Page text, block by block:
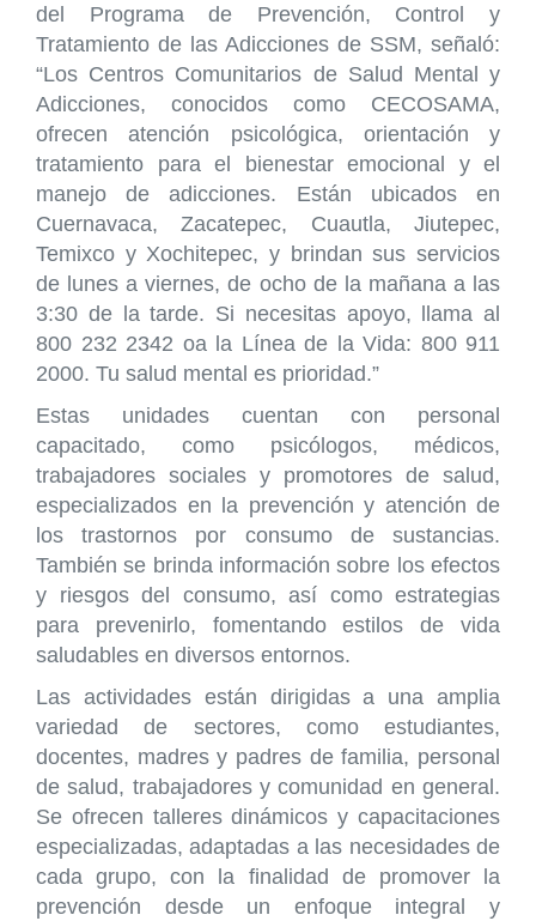
del Programa de Prevención, Control y
Tratamiento de las Adicciones de SSM, señaló:
“Los Centros Comunitarios de Salud Mental y
Adicciones, conocidos como CECOSAMA,
ofrecen atención psicológica, orientación y
tratamiento para el bienestar emocional y el
manejo de adicciones. Están ubicados en
Cuernavaca, Zacatepec, Cuautla, Jiutepec,
Temixco y Xochitepec, y brindan sus servicios
de lunes a viernes, de ocho de la mañana a las
3:30 de la tarde. Si necesitas apoyo, llama al
800 232 2342 oa la Línea de la Vida: 800 911
2000. Tu salud mental es prioridad.”
Estas unidades cuentan con personal
capacitado, como psicólogos, médicos,
trabajadores sociales y promotores de salud,
especializados en la prevención y atención de
los trastornos por consumo de sustancias.
También se brinda información sobre los efectos
y riesgos del consumo, así como estrategias
para prevenirlo, fomentando estilos de vida
saludables en diversos entornos.
Las actividades están dirigidas a una amplia
variedad de sectores, como estudiantes,
docentes, madres y padres de familia, personal
de salud, trabajadores y comunidad en general.
Se ofrecen talleres dinámicos y capacitaciones
especializadas, adaptadas a las necesidades de
cada grupo, con la finalidad de promover la
prevención desde un enfoque integral y